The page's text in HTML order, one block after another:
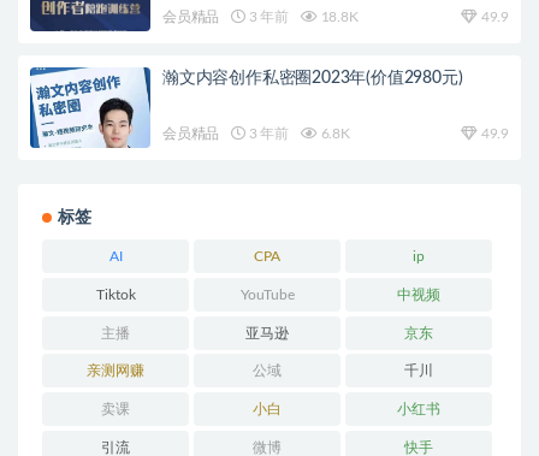
会员精品 3 年前 18.8K 49.9
瀚文内容创作私密圈2023年(价值2980元)
会员精品 3 年前 6.8K 49.9
标签
AI CPA ip
Tiktok YouTube 中视频
主播 亚马逊 京东
亲测网赚 公域 千川
卖课 小白 小红书
引流 微博 快手